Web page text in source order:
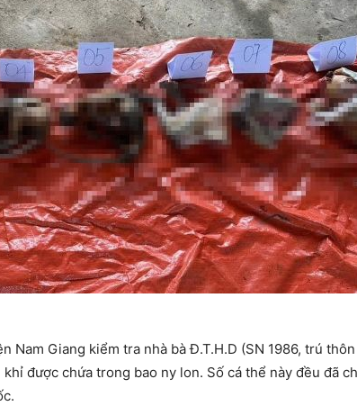
Giang kiểm tra nhà bà Đ.T.H.D (SN 1986, trú
được chứa trong bao ny lon. Số cá thể này đều đã